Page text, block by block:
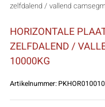
zelfdalend / vallend
HORIZONTALE
ZELFDALEND /
10000KG
Artikelnummer: